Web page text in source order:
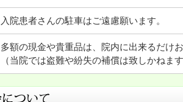
入院患者さんの駐車はご遠慮願います。
多額の現金や貴重品は、院内に出来るだけ
（当院では盗難や紛失の補償は致しかねます